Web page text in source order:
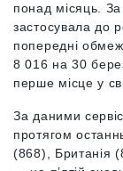
понад місяць.
застосувала до
попередні
8 016 на 30
перше місце у
За даними
протягом
(868), Британія